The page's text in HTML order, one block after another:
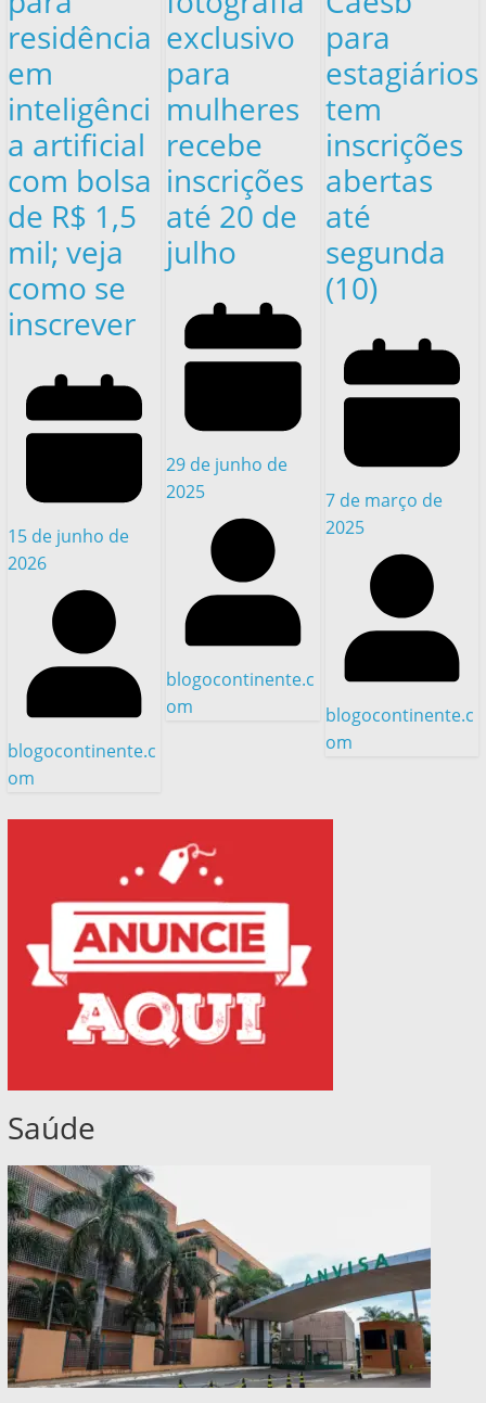
residência
em
inteligênci
a artificial
com bolsa
de R$ 1,5
mil; veja
como se
inscrever
15 de junho de
2026
blogocontinente.c
om
exclusivo
para
mulheres
recebe
inscrições
até 20 de
julho
29 de junho de
2025
blogocontinente.c
om
para
estagiários
tem
inscrições
abertas
até
segunda
(10)
7 de março de
2025
blogocontinente.c
om
Saúde